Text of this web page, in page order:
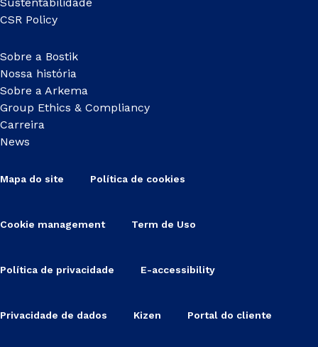
CSR Policy
Sobre a Bostik
Nossa história
Sobre a Arkema
Group Ethics & Compliancy
Carreira
News
Mapa do site Política de cookies
Cookie management Term de Uso
Política de privacidade E-accessibility
Privacidade de dados Kizen Portal do cliente